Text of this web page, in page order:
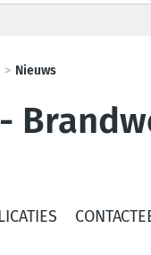
Nieuws